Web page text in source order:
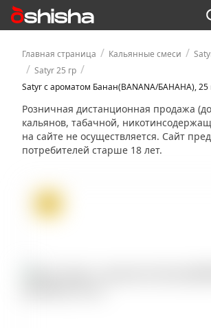
Главная страница / Кальянные смеси /
/ Satyr 25 гр /
Satyr с ароматом Банан(BANANA/БАНАНА), 25
Розничная дистанционная продажа
кальянов, табачной,
на сайте не осуществляется. Сайт
потребителей старше 18 лет.